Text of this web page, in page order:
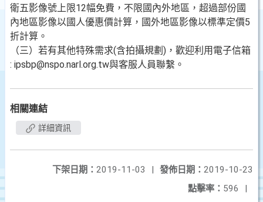
衛五影像號上限12幅免費，不限國內外地區，超過部份國
內地區影像以國人優惠價計算，國外地區影像以標準定價5
折計算。
（三）若有其他特殊需求(含拍攝規劃)，歡迎利用電子信箱
: ipsbp@nspo.narl.org.tw與客服人員聯繫。
相關連結
詳細資訊
發佈日期： 2019-10-23
下架日期： 2019-11-03
|
點擊率： 596 |